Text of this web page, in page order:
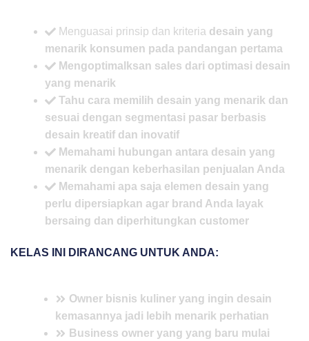
Menguasai prinsip dan kriteria desain yang
menarik konsumen pada pandangan pertama
Mengoptimalksan sales dari optimasi desain
yang menarik
Tahu cara memilih desain yang menarik dan
sesuai dengan segmentasi pasar berbasis
desain kreatif dan inovatif
Memahami hubungan antara desain yang
menarik dengan keberhasilan penjualan Anda
Memahami apa saja elemen desain yang
perlu dipersiapkan agar brand Anda layak
bersaing dan diperhitungkan customer
KELAS INI DIRANCANG UNTUK ANDA:
Owner bisnis kuliner yang ingin desain
kemasannya jadi lebih menarik perhatian
Business owner yang yang baru mulai